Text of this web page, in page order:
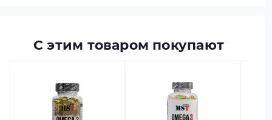
С этим товаром покупают